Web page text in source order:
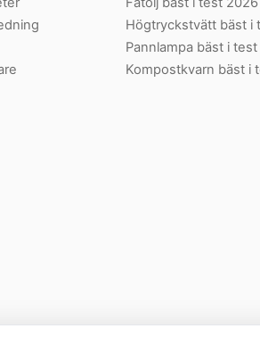
Högtryckstvätt bäst i
Pannlampa bäst i
Kompostkvarn bäst i